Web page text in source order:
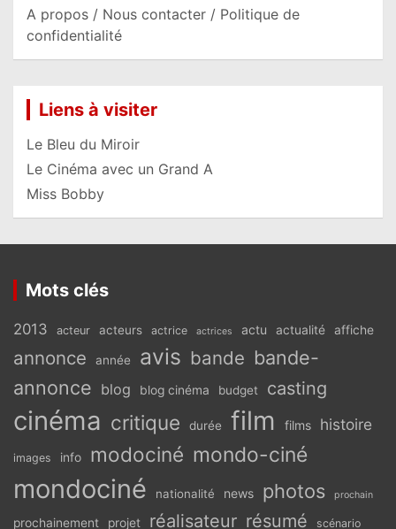
A propos / Nous contacter / Politique de
confidentialité
Liens à visiter
Le Bleu du Miroir
Le Cinéma avec un Grand A
Miss Bobby
Mots clés
2013 acteur acteurs actrice actrices actu actualité affiche
annonce année avis bande bande-
annonce blog blog cinéma budget casting
cinéma critique durée film films histoire
images info modociné mondo-ciné
mondociné nationalité news photos prochain
prochainement projet réalisateur résumé scénario